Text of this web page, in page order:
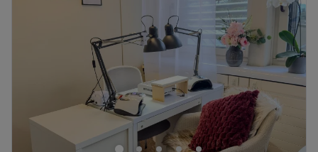
Donnerstag
10:00– 20:00
10:00– 20:00
10:00–20:00
Geschlossen
Avec plus de 9 ans d’expérience, Basma propose une
approche experte et personnalisée, spécialisée dans la
manucure russe, le soin de l’ongle naturel et les finitions
impeccables. Dans un univers chic et épuré, chaque